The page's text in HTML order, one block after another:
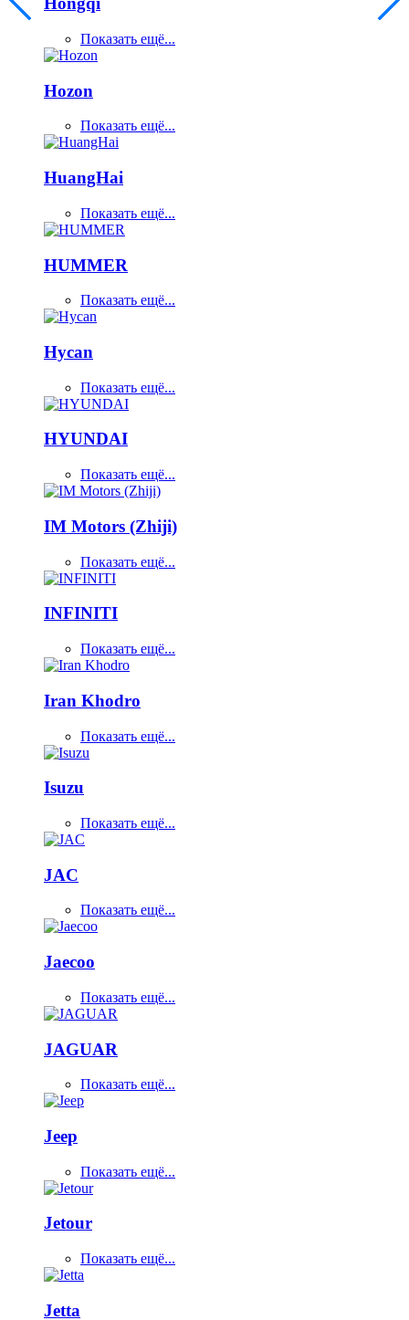
Показать ещё...
Hozon
Показать ещё...
HuangHai
Показать ещё...
HUMMER
Показать ещё...
Hycan
Показать ещё...
HYUNDAI
Показать ещё...
IM Motors (Zhiji)
Показать ещё...
INFINITI
Показать ещё...
Iran Khodro
Показать ещё...
Isuzu
Показать ещё...
JAC
Показать ещё...
Jaecoo
Показать ещё...
JAGUAR
Показать ещё...
Jeep
Показать ещё...
Jetour
Показать ещё...
Jetta